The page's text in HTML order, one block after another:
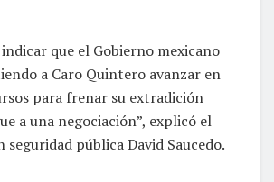
que el Gobierno mexicano
a Caro Quintero avanzar en
para frenar su extradición
a una negociación”, explicó el
seguridad pública David Saucedo.